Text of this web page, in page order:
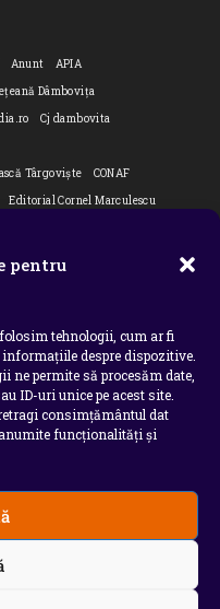
pentru
tehnologii, cum ar fi
despre dispozitive.
ne permite să procesăm date,
ID-uri unice pe acest site.
consimțământul dat
funcționalități și
Anunt
APIA
Dâmbovița
Cj dambovita
Târgoviște
CONAF
Editorial Cornel Marculescu
Nu-ți uita istoria
Oana Filip
Primaria Lucieni
Târgoviște
PSD Dambovita
Situație Covid-19
Media
continut de pe acest